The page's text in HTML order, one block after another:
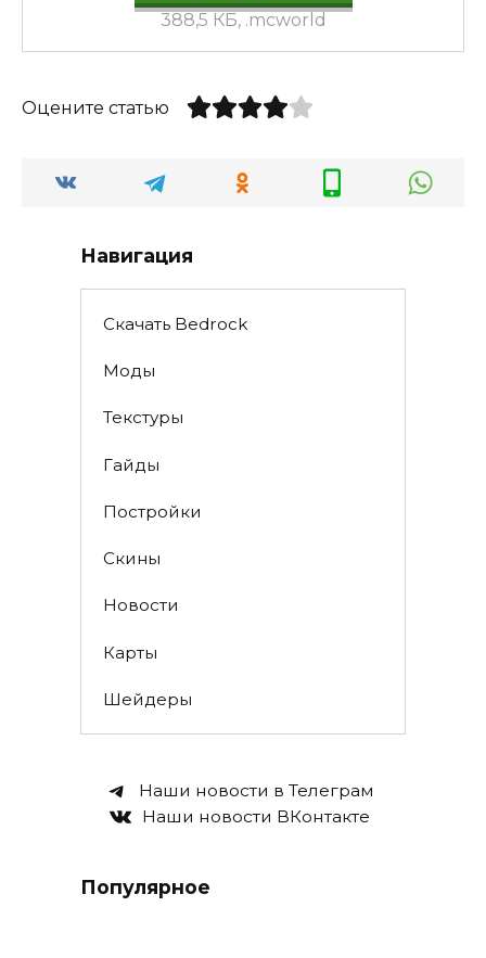
388,5 КБ, .mcworld
Оцените статью
Навигация
Скачать Bedrock
Моды
Текстуры
Гайды
Постройки
Скины
Новости
Карты
Шейдеры
Наши новости в Телеграм
Наши новости ВКонтакте
Популярное